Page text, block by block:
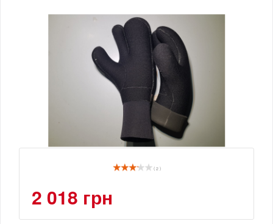
( 2 )
2 018 грн